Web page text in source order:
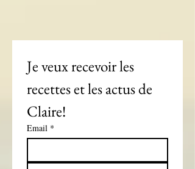
Je veux recevoir les
recettes et les actus de
Claire!
Email *